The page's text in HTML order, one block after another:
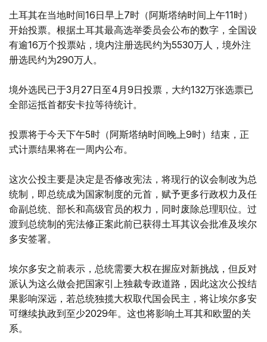
土耳其在当地时间16日早上7时（阿斯塔纳时间上午11时）
开始投票。根据土耳其最高选举委员会公布的数字，全国设
有逾16万个投票站，境内注册选民约为5530万人，境外注
册选民约为290万人。
境外选民已于3月27日至4月9日投票，大约132万张选票已
全部运抵首都安卡拉等待统计。
投票将于今天下午5时（阿斯塔纳时间晚上9时）结束，正
式计票结果将在一周内公布。
这次公投主要是决定是否修改宪法，将现行的议会制改为总
统制，即总统成为国家制度的元首，赋予更多行政权力及任
命副总统、部长和高级官员的权力，同时废除总理职位。过
渡到总统制的宪法修正案此前已获得土耳其议会批准及埃尔
多安签署。
埃尔多安之前表示，总统需要大权在握应对新挑战，但反对
派认为这么做会把国家引上独裁专政道路，因此这次公投结
果影响深远，若总统独揽大权取代国会民主，将让埃尔多安
可继续执政到至少2029年。这也将影响土耳其和欧盟的关
系。